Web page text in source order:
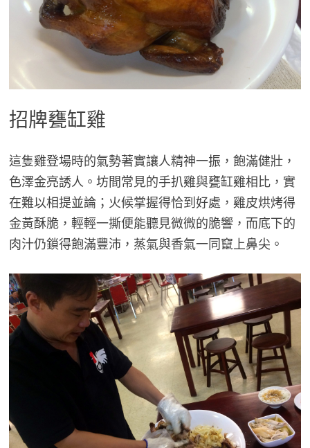
招牌甕缸雞
這隻雞登場時的氣勢著實讓人精神一振，飽滿健壯，
色澤金亮誘人。坊間常見的手扒雞與甕缸雞相比，實
在難以相提並論；火候掌握得恰到好處，雞皮烘烤得
金黃酥脆，輕輕一撕便能聽見微微的脆響，而底下的
肉汁仍鎖得飽滿豐沛，蒸氣與香氣一同竄上鼻尖。